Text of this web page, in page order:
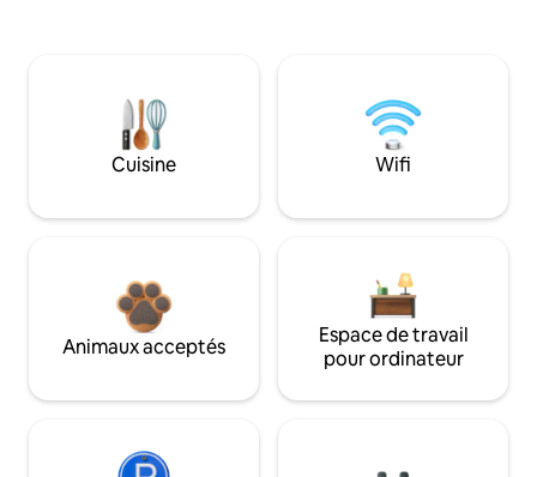
Cuisine Wifi
Animaux acceptés
Espace de travail
pour ordinateur